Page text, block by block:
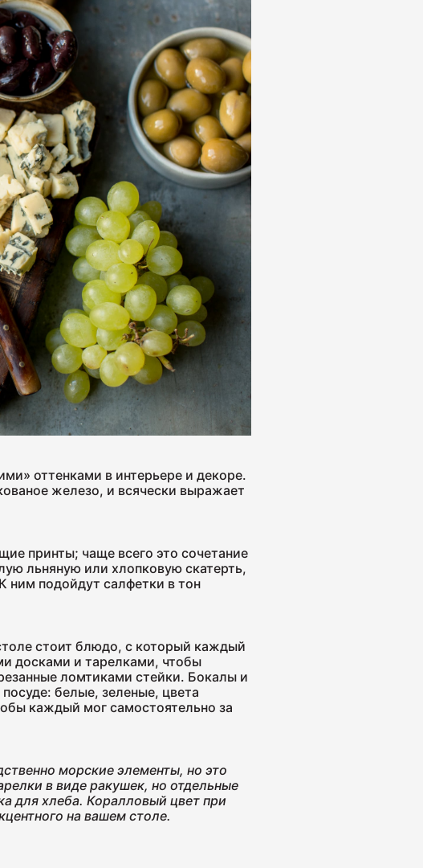
Колбаса сырокопчёная "Зернистая" ГОСТ
600
Бекон "Дабл Смок"
200
Ветчина "С окороком"
400
330оттенками в интерьере и декоре.
железо, и всячески выражает
принты; чаще всего это сочетание
льняную или хлопковую скатерть,
ним подойдут салфетки в тон
стоит блюдо, с который каждый
досками и тарелками, чтобы
ломтиками стейки. Бокалы и
белые, зеленые, цвета
каждый мог самостоятельно за
морские элементы, но это
в виде ракушек, но отдельные
для хлеба. Коралловый цвет при
на вашем столе.